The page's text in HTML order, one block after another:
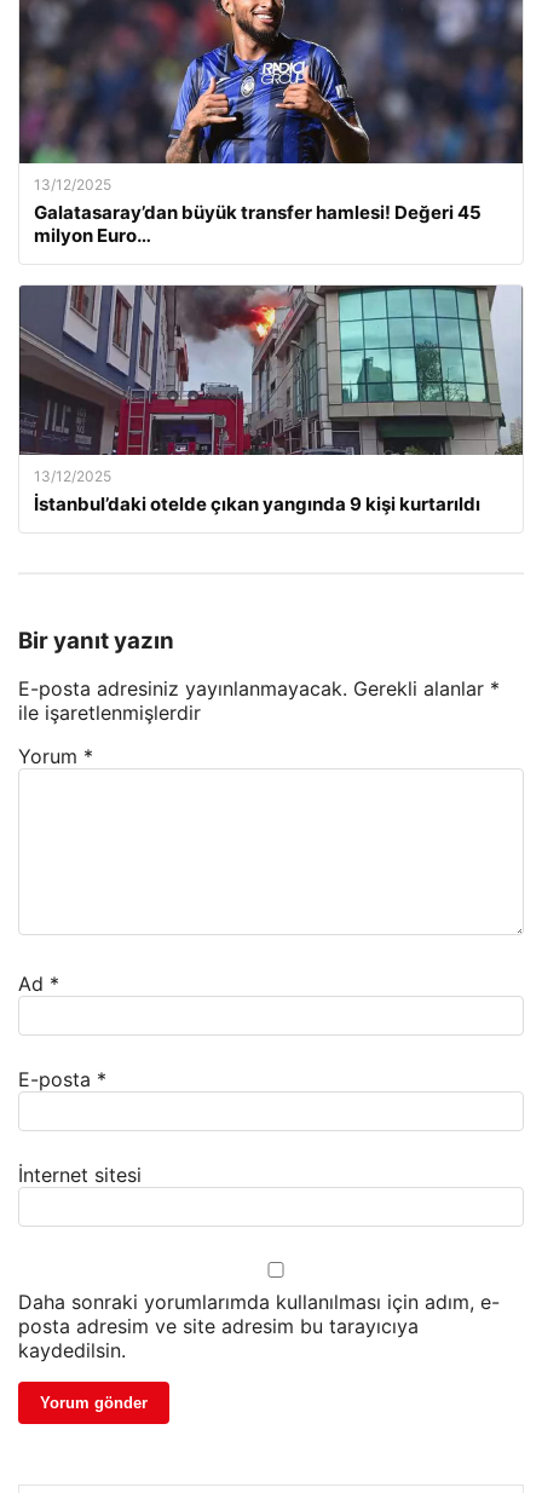
13/12/2025
Galatasaray’dan büyük transfer hamlesi! Değeri 45
milyon Euro…
13/12/2025
İstanbul’daki otelde çıkan yangında 9 kişi kurtarıldı
Bir yanıt yazın
E-posta adresiniz yayınlanmayacak. Gerekli alanlar *
ile işaretlenmişlerdir
Yorum *
Ad *
E-posta *
İnternet sitesi
Daha sonraki yorumlarımda kullanılması için adım, e-
posta adresim ve site adresim bu tarayıcıya
kaydedilsin.